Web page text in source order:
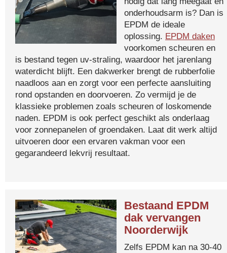
onderhoudsarm is? Dan is
EPDM de ideale
oplossing. EPDM daken
voorkomen scheuren en
is bestand tegen uv-straling, waardoor het jarenlang
waterdicht blijft. Een dakwerker brengt de rubberfolie
naadloos aan en zorgt voor een perfecte aansluiting
rond opstanden en doorvoeren. Zo vermijd je de
klassieke problemen zoals scheuren of loskomende
naden. EPDM is ook perfect geschikt als onderlaag
voor zonnepanelen of groendaken. Laat dit werk altijd
uitvoeren door een ervaren vakman voor een
gegarandeerd lekvrij resultaat.
Bestaand EPDM
dak vervangen
Noorderwijk
Zelfs EPDM kan na 30-40